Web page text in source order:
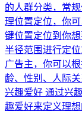
的人群分类，常
理位置定位，你
键位置定位到你
半径范围进行定
广告主，你可以
龄、性别、人际
兴趣爱好 通过兴
趣爱好来定义理想